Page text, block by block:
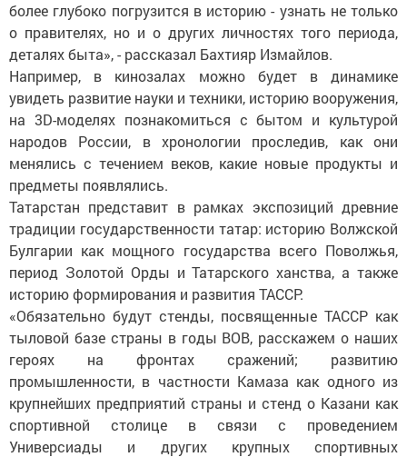
более глубоко погрузится в историю - узнать не только
о правителях, но и о других личностях того периода,
деталях быта», - рассказал Бахтияр Измайлов.
Например, в кинозалах можно будет в динамике
увидеть развитие науки и техники, историю вооружения,
на 3D-моделях познакомиться с бытом и культурой
народов России, в хронологии проследив, как они
менялись с течением веков, какие новые продукты и
предметы появлялись.
Татарстан представит в рамках экспозиций древние
традиции государственности татар: историю Волжской
Булгарии как мощного государства всего Поволжья,
период Золотой Орды и Татарского ханства, а также
историю формирования и развития ТАССР.
«Обязательно будут стенды, посвященные ТАССР как
тыловой базе страны в годы ВОВ, расскажем о наших
героях на фронтах сражений; развитию
промышленности, в частности Камаза как одного из
крупнейших предприятий страны и стенд о Казани как
спортивной столице в связи с проведением
Универсиады и других крупных спортивных